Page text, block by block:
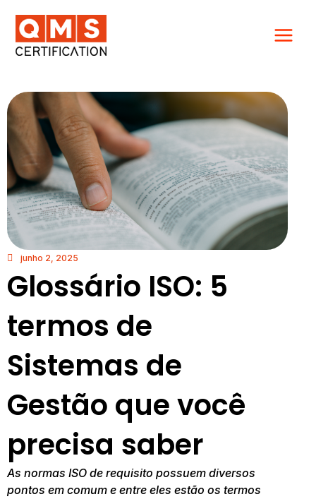
para
conteúdo
junho 2, 2025
Glossário ISO: 5
termos de
Sistemas de
Gestão que você
precisa saber
As normas ISO de requisito possuem diversos
pontos em comum e entre eles estão os termos